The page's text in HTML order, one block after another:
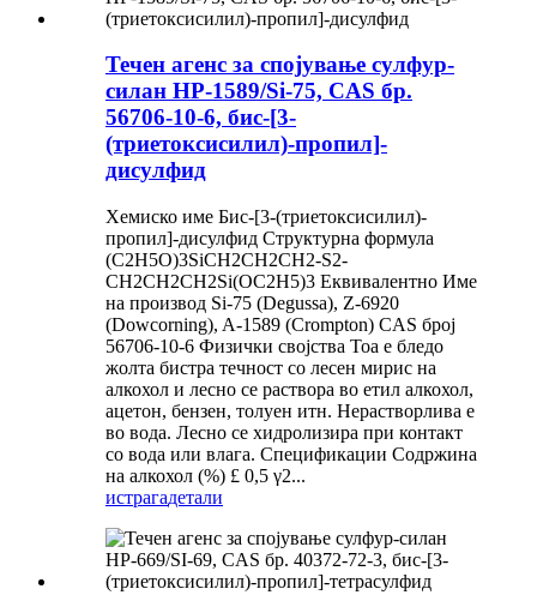
Течен агенс за спојување сулфур-
силан HP-1589/Si-75, CAS бр.
56706-10-6, бис-[3-
(триетоксисилил)-пропил]-
дисулфид
Хемиско име Бис-[3-(триетоксисилил)-
пропил]-дисулфид Структурна формула
(C2H5O)3SiCH2CH2CH2-S2-
CH2CH2CH2Si(OC2H5)3 Еквивалентно Име
на производ Si-75 (Degussa), Z-6920
(Dowcorning), A-1589 (Crompton) CAS број
56706-10-6 Физички својства Тоа е бледо
жолта бистра течност со лесен мирис на
алкохол и лесно се раствора во етил алкохол,
ацетон, бензен, толуен итн. Нерастворлива е
во вода. Лесно се хидролизира при контакт
со вода или влага. Спецификации Содржина
на алкохол (%) £ 0,5 γ2...
истрагадетали